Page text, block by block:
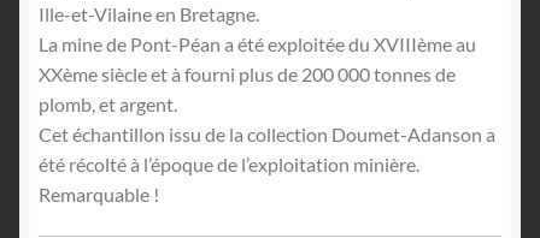
Ille-et-Vilaine en Bretagne.
La mine de Pont-Péan a été exploitée du XVIIIème au
XXème siècle et à fourni plus de 200 000 tonnes de
plomb, et argent.
Cet échantillon issu de la collection Doumet-Adanson a
été récolté à l’époque de l’exploitation minière.
Remarquable !